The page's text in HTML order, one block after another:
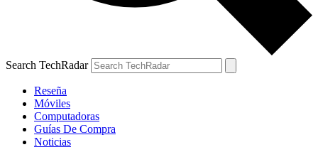
Search TechRadar
Reseña
Móviles
Computadoras
Guías De Compra
Noticias